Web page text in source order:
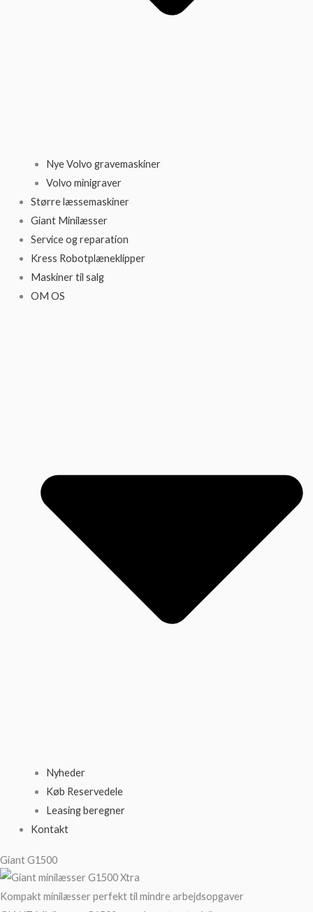
Nye Volvo gravemaskiner
Volvo minigraver
Større læssemaskiner
Giant Minilæsser
Service og reparation
Kress Robotplæneklipper
Maskiner til salg
OM OS
Nyheder
Køb Reservedele
Leasing beregner
Kontakt
Giant G1500
Kompakt minilæsser perfekt til mindre arbejdsopgaver